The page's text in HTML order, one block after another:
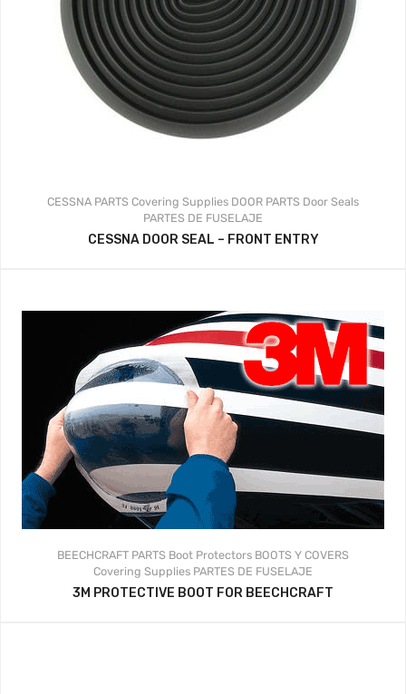
CESSNA PARTS Covering Supplies DOOR PARTS Door Seals
PARTES DE FUSELAJE
CESSNA DOOR SEAL – FRONT ENTRY
BEECHCRAFT PARTS Boot Protectors BOOTS Y COVERS
Covering Supplies PARTES DE FUSELAJE
3M PROTECTIVE BOOT FOR BEECHCRAFT